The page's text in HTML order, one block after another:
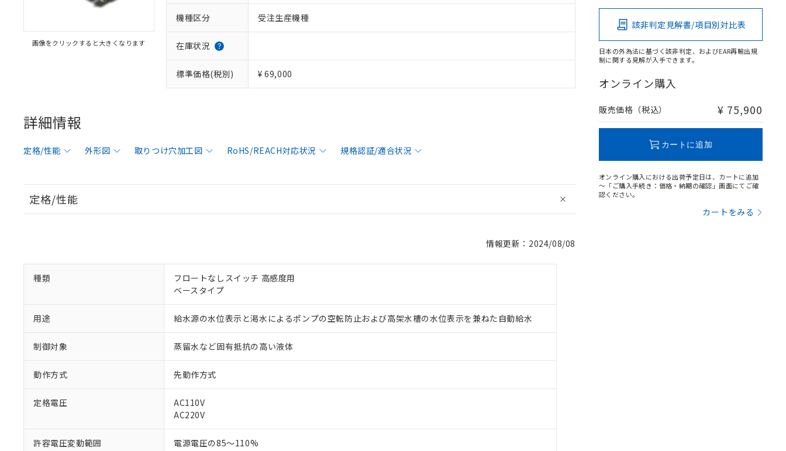
画像をクリックすると大きくなります
機種区分 受注生産機種
在庫状況
標準価格(税別) ¥ 69,000
詳細情報
定格/性能 外形図 取りつけ穴加工図 RoHS/REACH対応状況 規格認証/適合状況
定格/性能
情報更新：2024/08/08
種類
フロートなしスイッチ 高感度用
ベースタイプ
用途 給水源の水位表示と渇水によるポンプの空転防止および高架水槽の水位表示を兼ねた自動給水
制御対象 蒸留水など固有抵抗の高い液体
動作方式 先動作方式
定格電圧
AC110V
AC220V
許容電圧変動範囲 電源電圧の85～110%
該非判定見解書/項目別対比表
日本の外為法に基づく該非判定、およびEAR再輸出規
制に関する見解が入手できます。
オンライン購入
販売価格（税込） ¥ 75,900
カートに追加
オンライン購入における出荷予定日は、カートに追加
～「ご購入手続き：価格・納期の確認」画面にてご確
認ください。
カートをみる
※1 対応状況
対応済み：EU RoHS指令（10物質）の非含有に対応した製品が提供可能な商品です。
対応予定：EU RoHS指令（10物質）の非含有に対応した製品に切り替える予定のある商品です。